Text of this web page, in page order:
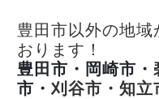
豊田市以外の地域
おります！
豊田市・岡崎市・
市・ 刈谷市・知立